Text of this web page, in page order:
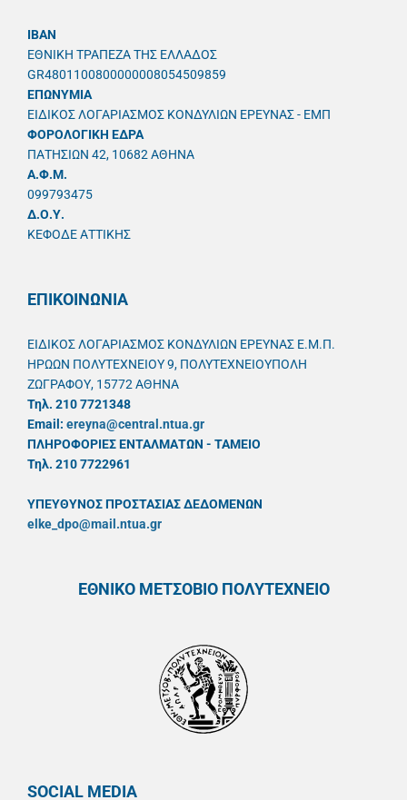
IBAN
ΕΘΝΙΚΗ ΤΡΑΠΕΖΑ ΤΗΣ ΕΛΛΑΔΟΣ
GR4801100800000008054509859
ΕΠΩΝΥΜΙΑ
ΕΙΔΙΚΟΣ ΛΟΓΑΡΙΑΣΜΟΣ ΚΟΝΔΥΛΙΩΝ ΕΡΕΥΝΑΣ - ΕΜΠ
ΦΟΡΟΛΟΓΙΚΗ ΕΔΡΑ
ΠΑΤΗΣΙΩΝ 42, 10682 ΑΘΗΝΑ
A.Φ.Μ.
099793475
Δ.Ο.Υ.
ΚΕΦΟΔΕ ΑΤΤΙΚΗΣ
ΕΠΙΚΟΙΝΩΝΙΑ
ΕΙΔΙΚΟΣ ΛΟΓΑΡΙΑΣΜΟΣ ΚΟΝΔΥΛΙΩΝ ΕΡΕΥΝΑΣ Ε.Μ.Π.
ΗΡΩΩΝ ΠΟΛΥΤΕΧΝΕΙΟΥ 9, ΠΟΛΥΤΕΧΝΕΙΟΥΠΟΛΗ
ΖΩΓΡΑΦΟΥ, 15772 ΑΘΗΝΑ
Τηλ. 210 7721348
Email: ereyna@central.ntua.gr
ΠΛΗΡΟΦΟΡΙΕΣ ΕΝΤΑΛΜΑΤΩΝ - ΤΑΜΕΙΟ
Τηλ. 210 7722961
ΥΠΕΥΘYΝΟΣ ΠΡΟΣΤΑΣΙΑΣ ΔΕΔΟΜΕΝΩΝ
elke_dpo@mail.ntua.gr
ΕΘΝΙΚΟ ΜΕΤΣΟΒΙΟ ΠΟΛΥΤΕΧΝΕΙΟ
SOCIAL MEDIA